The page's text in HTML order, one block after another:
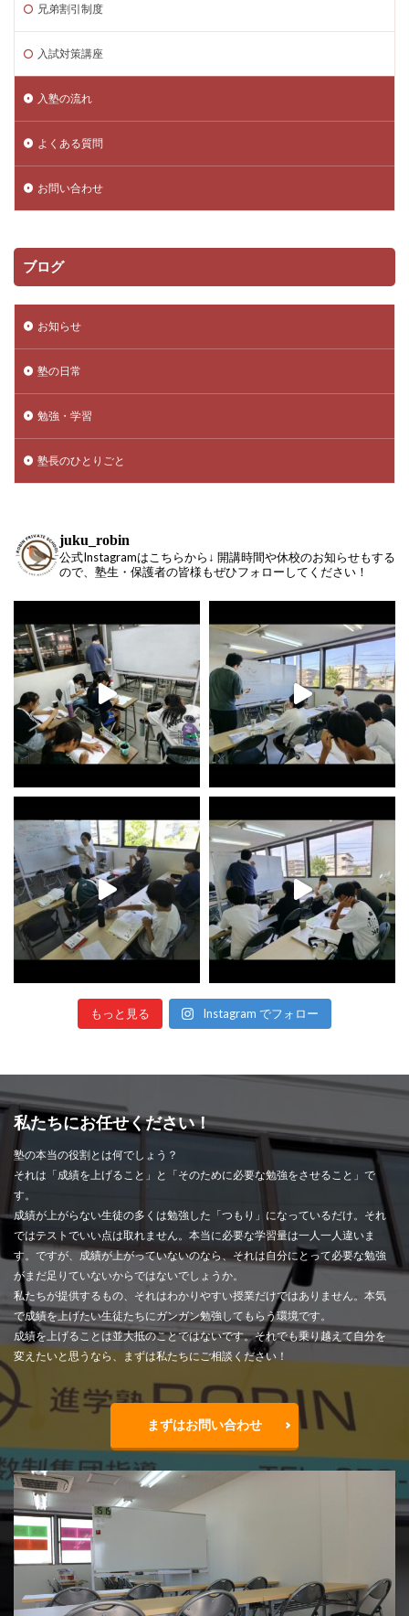
兄弟割引制度
入試対策講座
入塾の流れ
よくある質問
お問い合わせ
ブログ
お知らせ
塾の日常
勉強・学習
塾長のひとりごと
juku_robin
公式Instagramはこちらから↓ 開講時間や休校のお知らせもする
ので、塾生・保護者の皆様もぜひフォローしてください！
もっと見る Instagram でフォロー
私たちにお任せください！
塾の本当の役割とは何でしょう？
それは「成績を上げること」と「そのために必要な勉強をさせること」で
す。
成績が上がらない生徒の多くは勉強した「つもり」になっているだけ。それ
ではテストでいい点は取れません。本当に必要な学習量は一人一人違いま
す。ですが、成績が上がっていないのなら、それは自分にとって必要な勉強
がまだ足りていないからではないでしょうか。
私たちが提供するもの、それはわかりやすい授業だけではありません。本気
で成績を上げたい生徒たちにガンガン勉強してもらう環境です。
成績を上げることは並大抵のことではないです。それでも乗り越えて自分を
変えたいと思うなら、まずは私たちにご相談ください！
まずはお問い合わせ